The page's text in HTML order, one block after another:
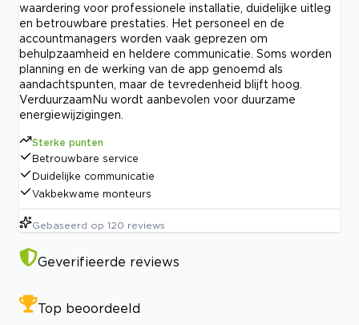
waardering voor professionele installatie, duidelijke uitleg
en betrouwbare prestaties. Het personeel en de
accountmanagers worden vaak geprezen om
behulpzaamheid en heldere communicatie. Soms worden
planning en de werking van de app genoemd als
aandachtspunten, maar de tevredenheid blijft hoog.
VerduurzaamNu wordt aanbevolen voor duurzame
energiewijzigingen.
Sterke punten
Betrouwbare service
Duidelijke communicatie
Vakbekwame monteurs
Gebaseerd op 120 reviews
Geverifieerde reviews
Top beoordeeld